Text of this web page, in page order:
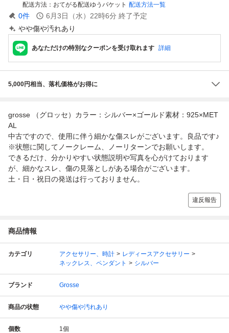
配送方法 おてがる配送ゆうパケット 配送方法一覧
0件 6月3日（水）22時6分 終了予定
やや傷や汚れあり
あなただけの特別なクーポンを受け取れます 詳細
5,000円相当、落札価格がお得に
grosse （グロッセ）カラー：シルバー×ゴールド素材：925×MET
AL
中古ですので、使用に伴う細かな傷スレがございます。良品です♪
※状態に関してノークレーム、ノーリターンでお願いします。
できるだけ、分かりやすい状態説明や写真を心がけております
が、細かなスレ、傷の見落としがある場合がございます。
土・日・祝日の発送は行っておりません。
違反報告
商品情報
カテゴリ アクセサリー、時計
レディースアクセサリー
ネックレス、ペンダント
シルバー
ブランド Grosse
商品の状態 やや傷や汚れあり
個数 1 個